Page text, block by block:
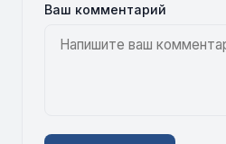
Ваш комментарий